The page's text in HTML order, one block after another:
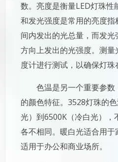
数。亮度是衡量LED灯珠性
和发光强度是常用的亮度
间内发出的光总量，而发
方向上发出的光强度。测
度计进行测试，以确保灯珠
色温是另一个重要参
的颜色特征。3528灯珠的
光）到6500K（冷白光），
各不相同。暖白光适合用
适用于办公和商业场所。